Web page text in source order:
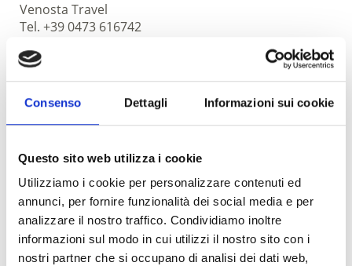
Consenso Dettagli Informazioni sui cookie
Questo sito web utilizza i cookie
Utilizziamo i cookie per personalizzare contenuti ed
annunci, per fornire funzionalità dei social media e per
analizzare il nostro traffico. Condividiamo inoltre
informazioni sul modo in cui utilizzi il nostro sito con i
nostri partner che si occupano di analisi dei dati web,
Venosta Travel
Tel. +39 0473 616742